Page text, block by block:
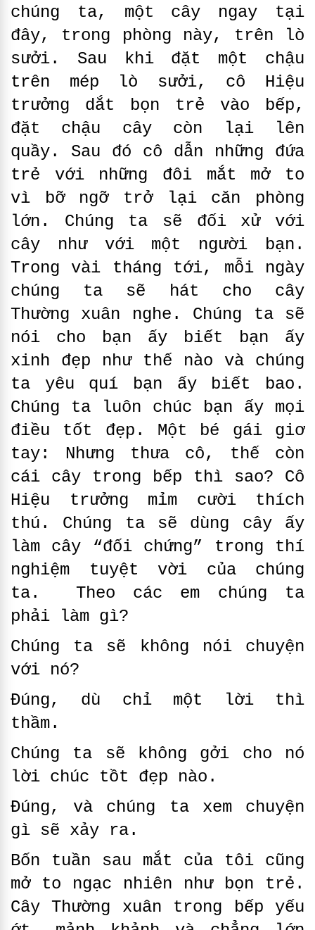
chúng ta, một cây ngay tại
đây, trong phòng này, trên lò
sưởi. Sau khi đặt một chậu
trên mép lò sưởi, cô Hiệu
trưởng dắt bọn trẻ vào bếp,
đặt chậu cây còn lại lên
quầy. Sau đó cô dẫn những đứa
trẻ với những đôi mắt mở to
vì bỡ ngỡ trở lại căn phòng
lớn. Chúng ta sẽ đối xử với
cây như với một người bạn.
Trong vài tháng tới, mỗi ngày
chúng ta sẽ hát cho cây
Thường xuân nghe. Chúng ta sẽ
nói cho bạn ấy biết bạn ấy
xinh đẹp như thế nào và chúng
ta yêu quí bạn ấy biết bao.
Chúng ta luôn chúc bạn ấy mọi
điều tốt đẹp. Một bé gái giơ
tay: Nhưng thưa cô, thế còn
cái cây trong bếp thì sao? Cô
Hiệu trưởng mỉm cười thích
thú. Chúng ta sẽ dùng cây ấy
làm cây “đối chứng” trong thí
nghiệm tuyệt vời của chúng
ta. Theo các em chúng ta
phải làm gì?
Chúng ta sẽ không nói chuyện
với nó?
Đúng, dù chỉ một lời thì
thầm.
Chúng ta sẽ không gởi cho nó
lời chúc tồt đẹp nào.
Đúng, và chúng ta xem chuyện
gì sẽ xảy ra.
Bốn tuần sau mắt của tôi cũng
mở to ngạc nhiên như bọn trẻ.
Cây Thường xuân trong bếp yếu